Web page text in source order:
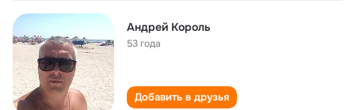
Андрей Король
53 года
Добавить в друзья